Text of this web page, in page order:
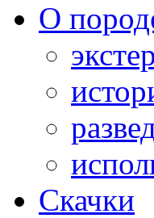
О
Скачки